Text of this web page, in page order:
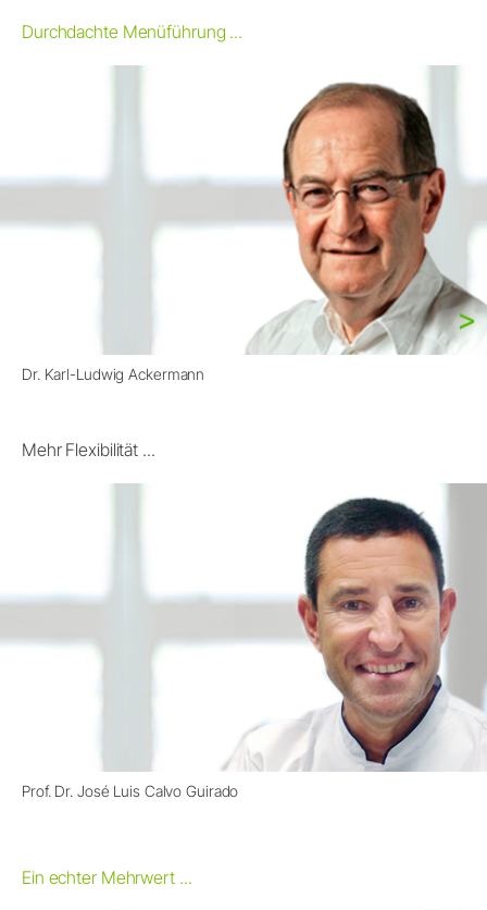
Durchdachte Menüführung ...
Dr. Karl-Ludwig Ackermann
Mehr Flexibilität ...
Prof. Dr. José Luis Calvo Guirado
Ein echter Mehrwert ...